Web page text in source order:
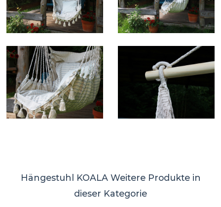
Hängestuhl KOALA Weitere Produkte in
dieser Kategorie